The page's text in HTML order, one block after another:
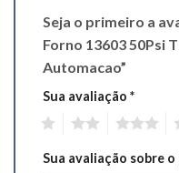
Seja o primeiro a
Forno 13603 50Psi
Automacao”
Sua avaliação *
Sua avaliação sobre